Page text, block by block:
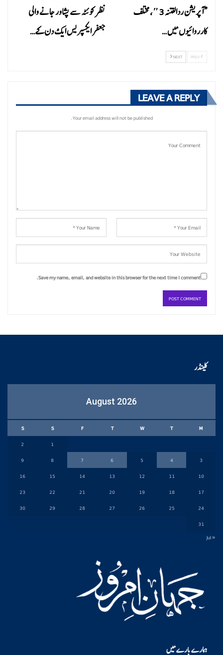
نظر کوئٹہ سے پشاور جانے والی
جعفر ایکسپریس ایک دن کے…
“آپریشن ردالفتنہ 3″، مختلف
کارروائیوں میں…
NEXT
LEAVE A REPLY
Your email address will not be published.
Save my name, email, and website in this browser for the next time I comment.
کلینڈر
August 2026
M
T
W
T
F
S
S
1
2
3
4
5
6
7
8
9
10
11
12
13
14
15
16
17
18
19
20
21
22
23
24
25
26
27
28
29
30
31
« Jul
ہمارے بارے میں